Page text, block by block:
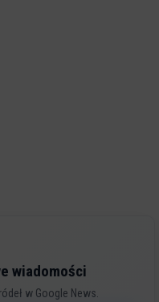
wiadomości
w Google News.